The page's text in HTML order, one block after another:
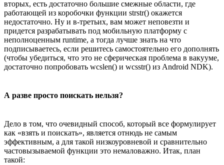
вторых, есть достаточно большие смежные области, где
работающей из коробочки функции strstr() окажется
недостаточно. Ну и в-третьих, вам может неповезти и
придется разрабатывать под мобильную платформу с
неполноценным runtime, а тогда лучше знать на что
подписываетесь, если решитесь самостоятельно его дополнять
(чтобы убедиться, что это не сферическая проблема в вакууме,
достаточно попробовать wcslen() и wcsstr() из Android NDK).
А разве просто поискать нельзя?
Дело в том, что очевидный способ, который все формулирует
как «взять и поискать», является отнюдь не самым
эффективным, а для такой низкоуровневой и сравнительно
частовызываемой функции это немаловажно. Итак, план
такой: